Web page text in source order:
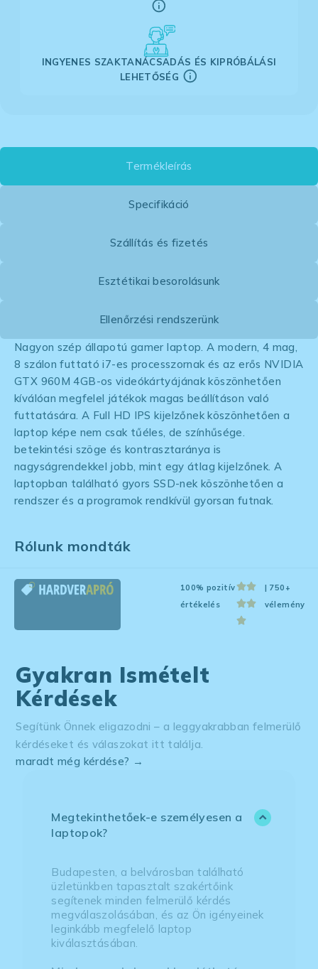
INGYENES SZAKTANÁCSADÁS ÉS KIPRÓBÁLÁSI
LEHETŐSÉG
Termékleírás
Specifikáció
Szállítás és fizetés
Esztétikai besorolásunk
Ellenőrzési rendszerünk
Nagyon szép állapotú gamer laptop. A modern, 4 mag,
8 szálon futtató i7-es processzornak és az erős NVIDIA
GTX 960M 4GB-os videókártyájának köszönhetően
kíválóan megfelel játékok magas beállításon való
futtatására. A Full HD IPS kijelzőnek köszönhetően a
laptop képe nem csak tűéles, de színhűsége.
betekintési szöge és kontrasztaránya is
nagyságrendekkel jobb, mint egy átlag kijelzőnek. A
laptopban található gyors SSD-nek köszönhetően a
rendszer és a programok rendkívül gyorsan futnak.
Rólunk mondták
100% pozitív
értékelés
| 750+
vélemény
Gyakran Ismételt
Kérdések
Segítünk Önnek eligazodni – a leggyakrabban felmerülő
kérdéseket és válaszokat itt találja.
maradt még kérdése? →
Megtekinthetőek-e személyesen a
laptopok?
Budapesten, a belvárosban található
üzletünkben tapasztalt szakértőink
segítenek minden felmerülő kérdés
megválaszolásában, és az Ön igényeinek
leginkább megfelelő laptop
kiválasztásában.